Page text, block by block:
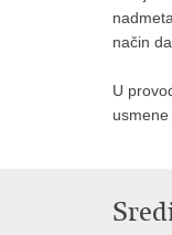
način
U